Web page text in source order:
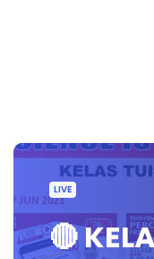
LIVE
🔴